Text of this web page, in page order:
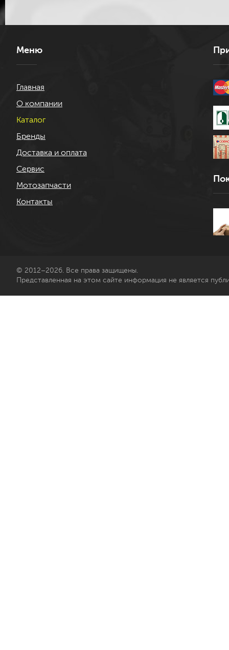
Меню
Главная
О компании
Каталог
Бренды
Доставка и оплата
Сервис
Мотозапчасти
Контакты
© 2012–2026. Все права защищены.
Представленная на этом сайте информация не является